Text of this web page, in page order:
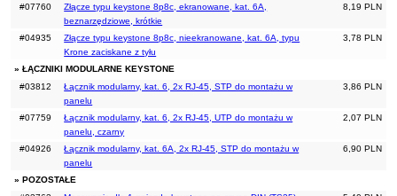
8,19 PLN
#07760
Złącze typu keystone 8p8c, ekranowane, kat. 6A,
beznarzędziowe, krótkie
3,78 PLN
#04935
Złącze typu keystone 8p8c, nieekranowane, kat. 6A, typu
Krone zaciskane z tyłu
» ŁĄCZNIKI MODULARNE KEYSTONE
3,86 PLN
#03812
Łącznik modularny, kat. 6, 2x RJ-45, STP do montażu w
panelu
2,07 PLN
#07759
Łącznik modularny, kat. 6, 2x RJ-45, UTP do montażu w
panelu, czarny
6,90 PLN
#04926
Łącznik modularny, kat. 6A, 2x RJ-45, STP do montażu w
panelu
» POZOSTAŁE